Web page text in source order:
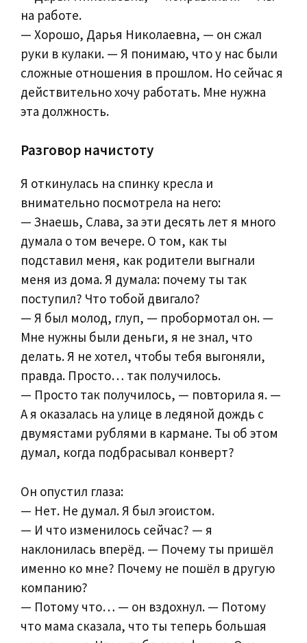
на работе.
— Хорошо, Дарья Николаевна, — он сжал
руки в кулаки. — Я понимаю, что у нас были
сложные отношения в прошлом. Но сейчас я
действительно хочу работать. Мне нужна
эта должность.
Разговор начистоту
Я откинулась на спинку кресла и
внимательно посмотрела на него:
— Знаешь, Слава, за эти десять лет я много
думала о том вечере. О том, как ты
подставил меня, как родители выгнали
меня из дома. Я думала: почему ты так
поступил? Что тобой двигало?
— Я был молод, глуп, — пробормотал он. —
Мне нужны были деньги, я не знал, что
делать. Я не хотел, чтобы тебя выгоняли,
правда. Просто… так получилось.
— Просто так получилось, — повторила я. —
А я оказалась на улице в ледяной дождь с
двумястами рублями в кармане. Ты об этом
думал, когда подбрасывал конверт?
Он опустил глаза:
— Нет. Не думал. Я был эгоистом.
— И что изменилось сейчас? — я
наклонилась вперёд. — Почему ты пришёл
именно ко мне? Почему не пошёл в другую
компанию?
— Потому что… — он вздохнул. — Потому
что мама сказала, что ты теперь большая